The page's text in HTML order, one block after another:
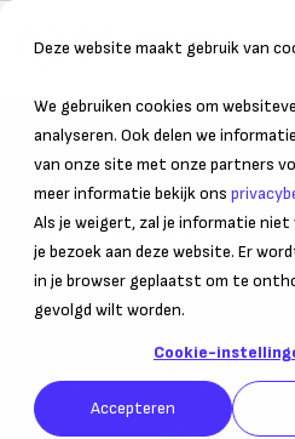
Deze website maakt gebruik van
We gebruiken cookies om
analyseren. Ook delen we
van onze site met onze partners
meer informatie bekijk ons
Als je weigert, zal je informatie niet
je bezoek aan deze website. Er
in je browser geplaatst om te
gevolgd wilt worden.
Cookie-
Accepteren
Home Personeel DGA
Wat is het
voor een dga?
Regels om je loon te
– Leestijd:3min.
Laatst bijgewerkt:29 juni 2026